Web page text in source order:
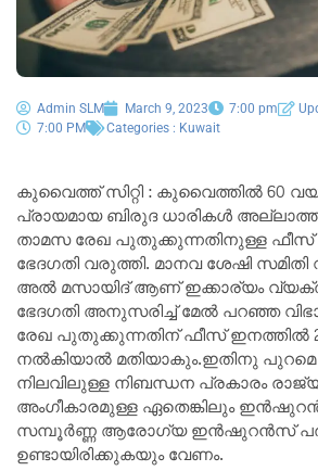
Admin SLM March 9, 2023 7:00 pm
7:00 PM
Categories : Kuwait
കുവൈത്ത് സിറ്റി : കുവൈത്തിൽ 60
പ്രായമായ ബിരുദ ധാരികൾ
താമസ രേഖ പുതുക്കുന്നതിനുള്ള ഫീസ്
ഭേദഗതി വരുത്തി. മാനവ ശേഷി
അൽ മസായിദ് ആണ് ഇക്കാര്യം
ഭേദഗതി അനുസരിച്ച് മേൽ പറഞ്ഞ
രേഖ പുതുക്കുന്നതിന് ഫീസ് ഇനത്തിൽ
നൽകിയാൽ മതിയാകും.ഇതിനു
നിലവിലുള്ള നിബന്ധന പ്രകാരം
അംഗീകാരമുള്ള ഏതെങ്കിലും
സമ്പൂർണ്ണ ആരോഗ്യ ഇൻഷുറൻസ്
ഉണ്ടായിരിക്കുകയും വേണം.